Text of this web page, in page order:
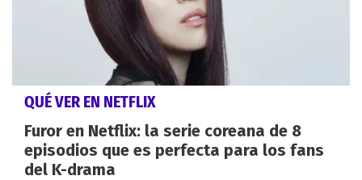
QUÉ VER EN NETFLIX
Furor en Netflix: la serie coreana de 8
episodios que es perfecta para los fans
del K-drama